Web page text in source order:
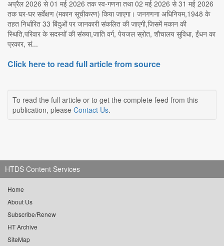
अप्रैल 2026 से 01 मई 2026 तक स्व-गणना तथा 02 मई 2026 से 31 मई 2026
तक घर-घर सर्वेक्षण (मकान सूचीकरण) किया जाएगा। जनगणना अधिनियम,1948 के
तहत निर्धारित 33 बिंदुओं पर जानकारी संकलित की जाएगी,जिसमें मकान की
स्थिति,परिवार के सदस्यों की संख्या,जाति वर्ग, पेयजल स्रोत, शौचालय सुविधा, ईंधन का
प्रकार, सं...
Click here to read full article from source
To read the full article or to get the complete feed from this
publication, please Contact Us.
HTDS Content Services
Home
About Us
Subscribe/Renew
HT Archive
SiteMap